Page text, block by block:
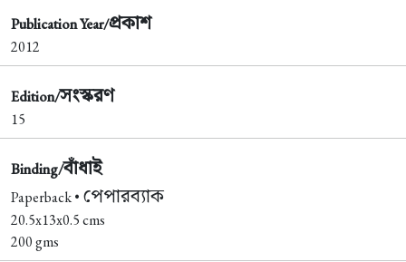
Publication Year/প্রকাশ
2012
Edition/সংস্করণ
15
Binding/বাঁধাই
Paperback • পেপারব্যাক
20.5x13x0.5 cms
200 gms